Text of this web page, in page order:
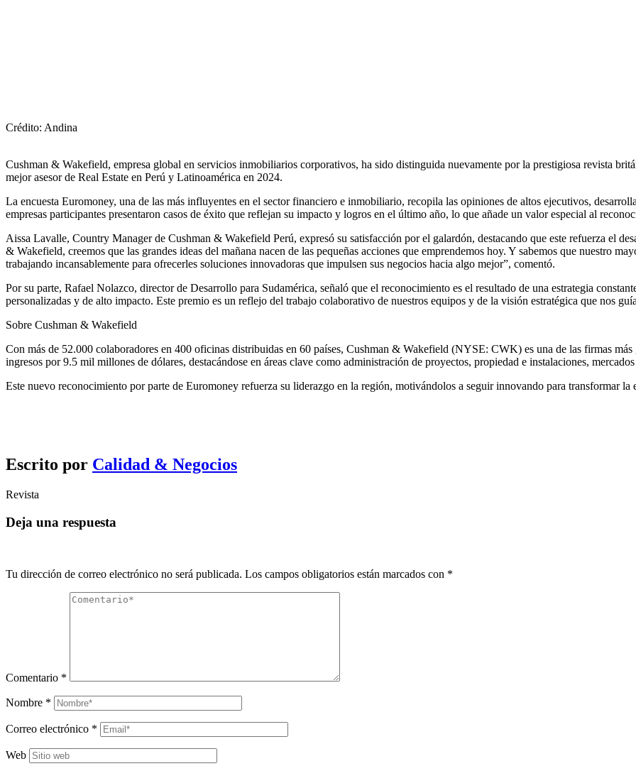
Crédito: Andina
Cushman & Wakefield, empresa global en servicios inmobiliarios corporativos, ha sido distinguida nuevamente por la prestigiosa revista
mejor asesor de Real Estate en Perú y Latinoamérica en 2024.
La encuesta Euromoney, una de las más influyentes en el sector financiero e inmobiliario, recopila las opiniones de altos ejecutivos,
empresas participantes presentaron casos de éxito que reflejan su impacto y logros en el último año, lo que añade un valor especial al
Aissa Lavalle, Country Manager de Cushman & Wakefield Perú, expresó su satisfacción por el galardón, destacando que este refuerza el
& Wakefield, creemos que las grandes ideas del mañana nacen de las pequeñas acciones que emprendemos hoy. Y sabemos que nuestro
trabajando incansablemente para ofrecerles soluciones innovadoras que impulsen sus negocios hacia algo mejor”, comentó.
Por su parte, Rafael Nolazco, director de Desarrollo para Sudamérica, señaló que el reconocimiento es el resultado de una estrategia
personalizadas y de alto impacto. Este premio es un reflejo del trabajo colaborativo de nuestros equipos y de la visión estratégica que nos
Sobre Cushman & Wakefield
Con más de 52.000 colaboradores en 400 oficinas distribuidas en 60 países, Cushman & Wakefield (NYSE: CWK) es una de las firmas
ingresos por 9.5 mil millones de dólares, destacándose en áreas clave como administración de proyectos, propiedad e instalaciones,
Este nuevo reconocimiento por parte de Euromoney refuerza su liderazgo en la región, motivándolos a seguir innovando para transformar
Escrito por Calidad & Negocios
Revista
Deja una respuesta
Tu dirección de correo electrónico no será publicada. Los campos obligatorios están marcados con *
Comentario *
Nombre *
Correo electrónico *
Web